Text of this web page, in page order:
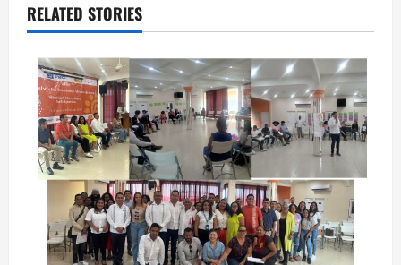
RELATED STORIES